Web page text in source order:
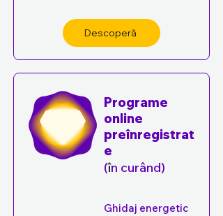
Descoperă
Programe
online
preînregistrat
e
(în curând)
Ghidaj energetic